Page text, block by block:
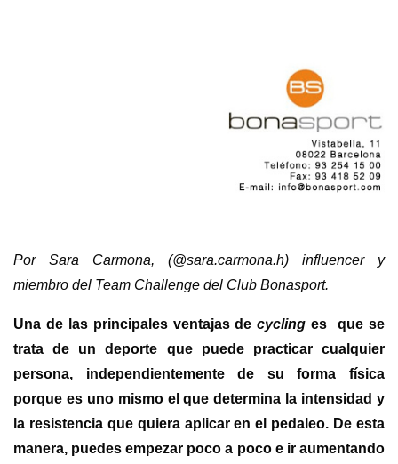
Por Sara Carmona,
(@sara.carmona.h) influencer y
miembro del Team Challenge del Club Bonasport.
Una de las principales ventajas decycling es
que se
trata de un deporte que puede practicar cualquier
persona, independientemente de su forma física
porque es uno mismo el que determina la intensidad y
la resistencia que quiera aplicar en el pedaleo. De esta
manera, puedes empezar poco a poco e ir aumentando